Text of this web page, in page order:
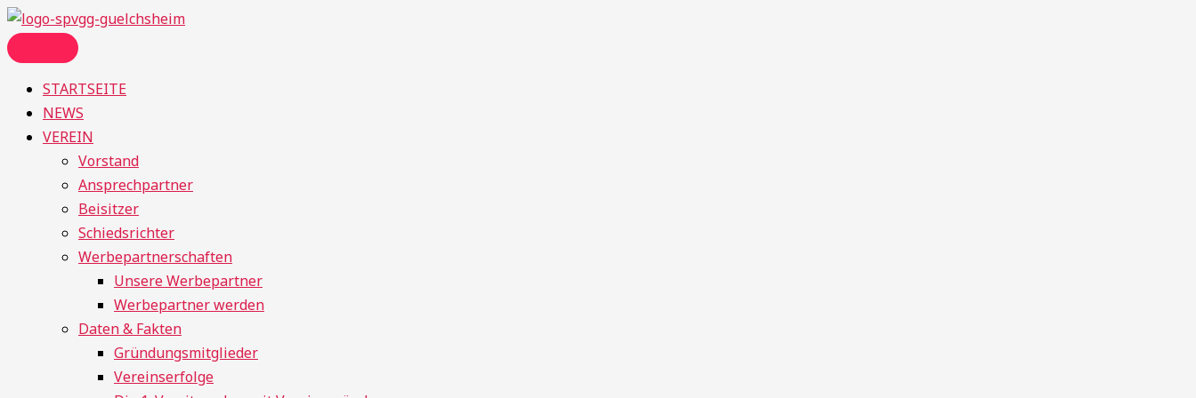
Zum
Inhalt
springen
STARTSEITE
NEWS
VEREIN
Vorstand
Ansprechpartner
Beisitzer
Schiedsrichter
Werbepartnerschaften
Unsere Werbepartner
Werbepartner werden
Daten & Fakten
Gründungsmitglieder
Vereinserfolge
Menü